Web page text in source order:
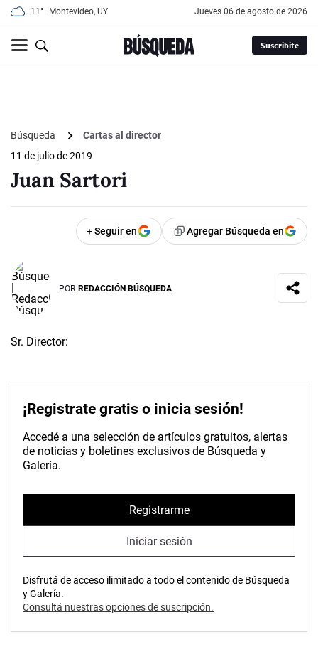
11° Montevideo, UY jueves 06 de agosto de 2026
Suscribite
Búsqueda
Cartas al director
11 de julio de 2019
Juan Sartori
+ Seguir en Agregar Búsqueda en
POR REDACCIÓN BÚSQUEDA
Sr. Director:
¡Registrate gratis o inicia sesión!
Accedé a una selección de artículos gratuitos, alertas
de noticias y boletines exclusivos de Búsqueda y
Galería.
Registrarme
Iniciar sesión
Disfrutá de acceso ilimitado a todo el contenido de Búsqueda
y Galería.
Consultá nuestras opciones de suscripción.